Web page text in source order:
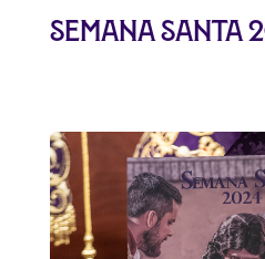
Semana Santa